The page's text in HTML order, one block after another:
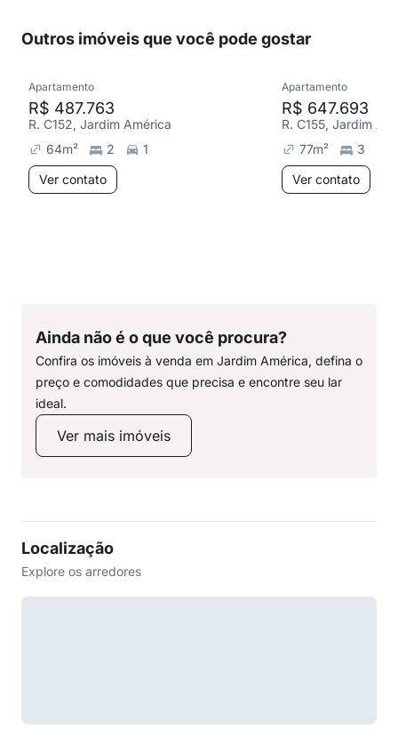
Outros imóveis que você pode gostar
Apartamento
R$ 487.763
R. C152, Jardim América
64m² 2
1
Ver contato
Apartamento
R$ 647.693
R. C155, Jardim
77m² 3
Ver contato
Ainda não é o que você procura?
Confira os imóveis à venda em Jardim América, defina o
preço e comodidades que precisa e encontre seu lar
ideal.
Ver mais imóveis
Localização
Explore os arredores